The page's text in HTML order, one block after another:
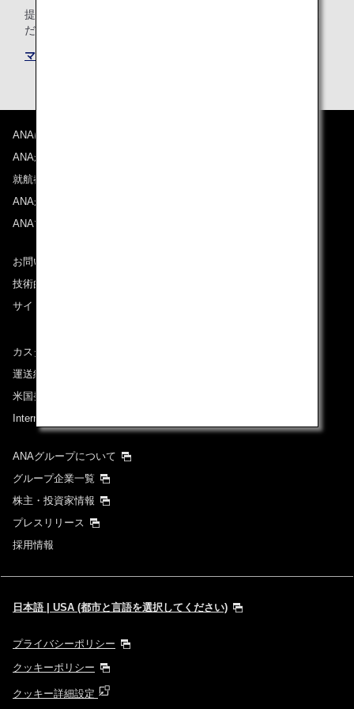
提携航空会社共通のマイル積算条件についても必ずご確認く
ださい。
マイル積算条件
ANAについて
ANAからのお知らせ
就航都市
ANAがお約束する体験
ANAマイレージクラブ
お問い合わせ
技術的なお問い合わせ（推奨環境）
サイトマップ
カスタマーサービスプラン / コンテンジェンシープラン
運送約款
米国発着便に適用となる料金に関するご案内
International Tariff (applicable for travel to and from US)
ANAグループについて
グループ企業一覧
株主・投資家情報
プレスリリース
採用情報
日本語 | USA (都市と言語を選択してください)
プライバシーポリシー
クッキーポリシー
クッキー詳細設定